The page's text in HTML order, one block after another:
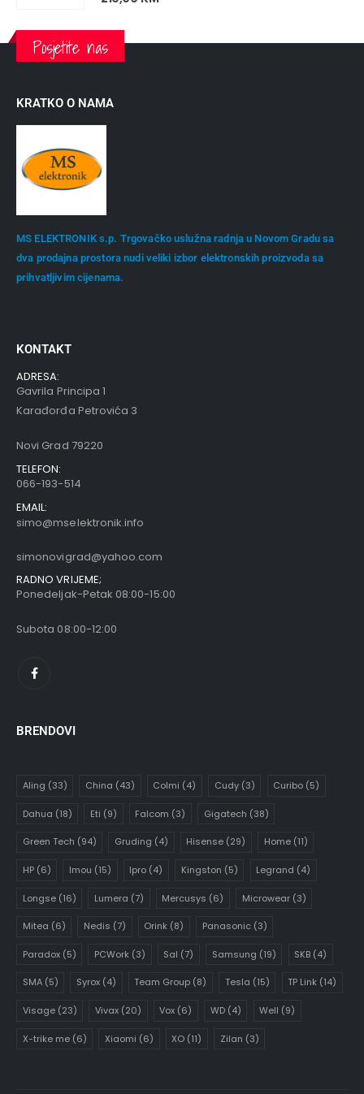
Posjetite nas
KRATKO O NAMA
MS ELEKTRONIK s.p. Trgovačko uslužna radnja u Novom Gradu sa
dva prodajna prostora nudi veliki izbor elektronskih proizvoda sa
prihvatljivim cijenama.
KONTAKT
ADRESA:
Gavrila Principa 1
Karađorđa Petrovića 3
Novi Grad 79220
TELEFON:
066-193-514
EMAIL:
simo@mselektronik.info
simonovigrad@yahoo.com
RADNO VRIJEME;
Ponedeljak-Petak 08:00-15:00
Subota 08:00-12:00
BRENDOVI
Aling (33) China (43) Colmi (4) Cudy(3) Curibo (5)
Dahua (18) Eti (9) Falcom (3) Gigatech (38)
Green Tech (94) Gruding (4) Hisense (29) Home(11)
HP(6) Imou (15) Ipro (4) Kingston (5) Legrand (4)
Longse(16) Lumera (7) Mercusys (6) Microwear(3)
Mitea (6) Nedis (7) Orink (8) Panasonic(3)
Paradox(5) PCWork (3) Sal (7) Samsung (19) SKB (4)
SMA(5) Syrox (4) Team Group (8) Tesla (15) TP Link (14)
Visage(23) Vivax (20) Vox (6) WD(4) Well (9)
X-trike me(6) Xiaomi (6) XO (11) Zilan (3)